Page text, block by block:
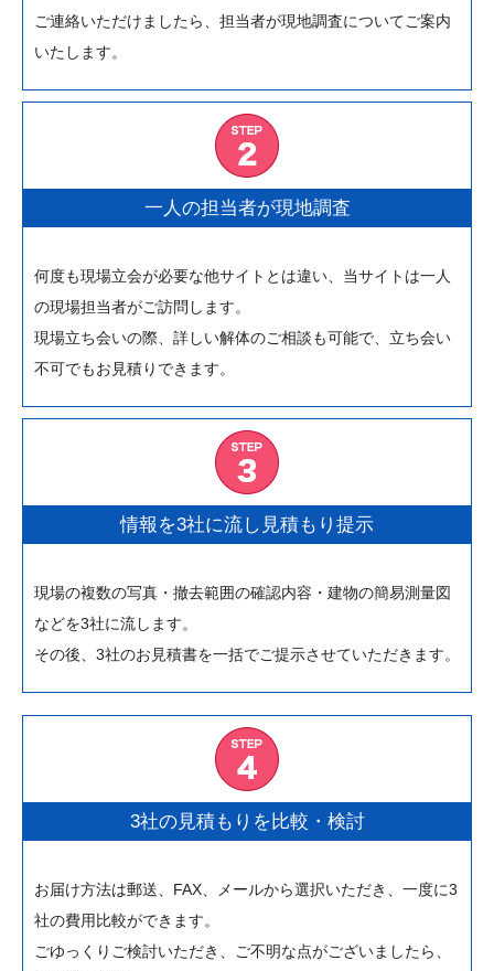
ご連絡いただけましたら、担当者が現地調査についてご案内
いたします。
一人の担当者が現地調査
何度も現場立会が必要な他サイトとは違い、当サイトは一人
の現場担当者がご訪問します。
現場立ち会いの際、詳しい解体のご相談も可能で、立ち会い
不可でもお見積りできます。
情報を3社に流し見積もり提示
現場の複数の写真・撤去範囲の確認内容・建物の簡易測量図
などを3社に流します。
その後、3社のお見積書を一括でご提示させていただきます。
3社の見積もりを比較・検討
お届け方法は郵送、FAX、メールから選択いただき、一度に3
社の費用比較ができます。
ごゆっくりご検討いただき、ご不明な点がございましたら、